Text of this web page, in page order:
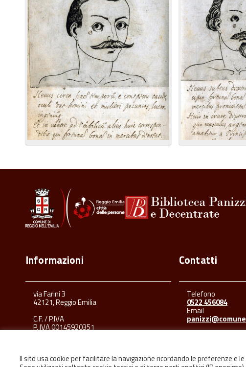
Informazioni
via Farini 3
42121, Reggio Emilia
C.F. / P.IVA
P. IVA 00145920351
Contatti
Telefono
0522 456084
Email
Il sito usa cookie per facilitare la navigazione ricordando le preferenze e